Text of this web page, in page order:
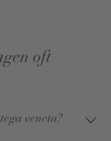
oft
veneta?